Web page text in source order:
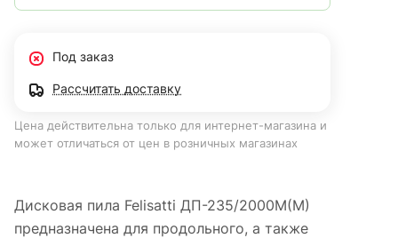
Под заказ
Рассчитать доставку
Цена действительна только для интернет-магазина и
может отличаться от цен в розничных магазинах
Дисковая пила Felisatti ДП-235/2000М(М)
предназначена для продольного, а также